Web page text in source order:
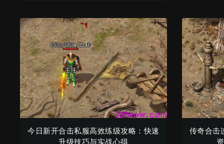
今日新开合击私服高效练级攻略：快速
升级技巧与实战心得
传奇合击